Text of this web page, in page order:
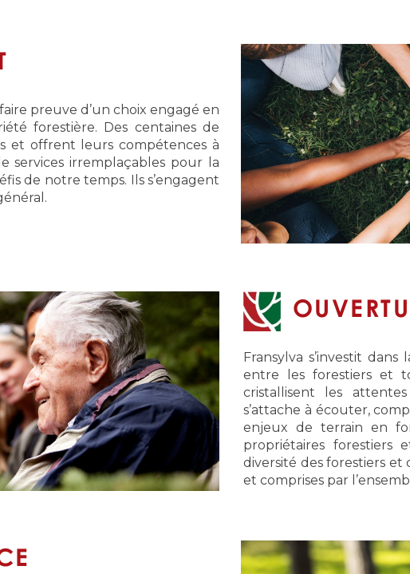
preuve d’un choix engagé en
forestière. Des centaines de
et offrent leurs compétences à
services irremplaçables pour la
de notre temps. Ils s’engagent
Fransylva s’investit
entre les forestiers et
cristallisent les
s’attache à écouter,
enjeux de terrain en
propriétaires
diversité des forestiers et
et comprises par